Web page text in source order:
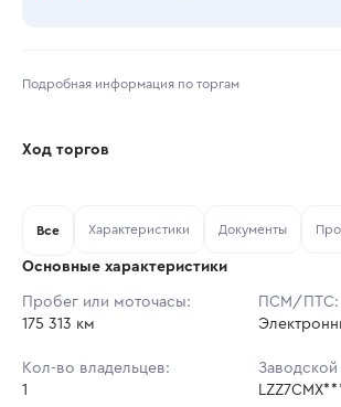
Подробная информация по торгам
Тип аукциона: Открытые
Шаг торгов: 43 299 ₽
Кол-во ставок:
Ход торгов
Ставок не найдено
в аукционах
Все Характеристики Документы
Основные характеристики
Пробег или моточасы:
175 313 км
ПСМ/ПТС:
Кол-во владельцев:
1